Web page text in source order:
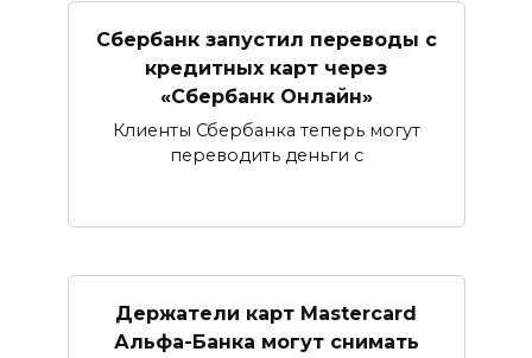
Сбербанк запустил переводы с
кредитных карт через
«Сбербанк Онлайн»​​​​​​​
Клиенты Сбербанка теперь могут
переводить деньги с
Держатели карт Mastercard
Альфа-Банка могут снимать